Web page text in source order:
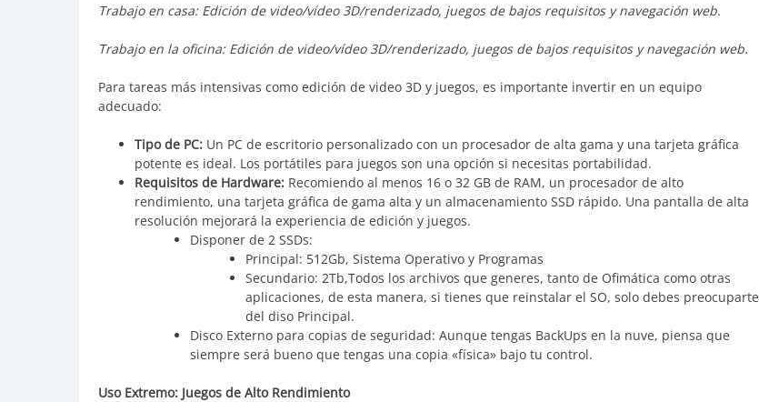
Trabajo en casa: Edición de video/vídeo 3D/renderizado, juegos de bajos requisitos y navegación web.
Trabajo en la oficina: Edición de video/vídeo 3D/renderizado, juegos de bajos requisitos y navegación web.
Para tareas más intensivas como edición de video 3D y juegos, es importante invertir en un equipo
adecuado:
Tipo de PC: Un PC de escritorio personalizado con un procesador de alta gama y una tarjeta gráfica
potente es ideal. Los portátiles para juegos son una opción si necesitas portabilidad.
Requisitos de Hardware: Recomiendo al menos 16 o 32 GB de RAM, un procesador de alto
rendimiento, una tarjeta gráfica de gama alta y un almacenamiento SSD rápido. Una pantalla de alta
resolución mejorará la experiencia de edición y juegos.
Disponer de 2 SSDs:
Principal: 512Gb, Sistema Operativo y Programas
Secundario: 2Tb,Todos los archivos que generes, tanto de Ofimática como otras
aplicaciones, de esta manera, si tienes que reinstalar el SO, solo debes preocuparte
del diso Principal.
Disco Externo para copias de seguridad: Aunque tengas BackUps en la nuve, piensa que
siempre será bueno que tengas una copia «física» bajo tu control.
Uso Extremo: Juegos de Alto Rendimiento